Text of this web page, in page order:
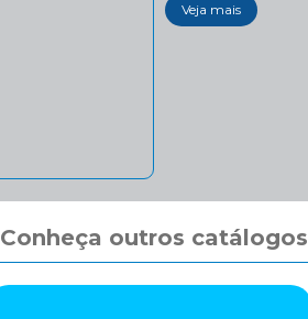
Veja mais
Conheça outros catálogos